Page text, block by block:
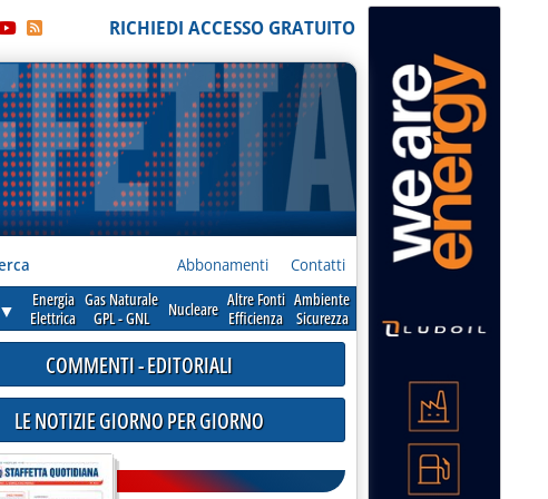
RICHIEDI ACCESSO GRATUITO
Abbonamenti Contatti
▼
Energia
Elettrica
Gas Naturale
GPL - GNL
Nucleare Altre Fonti
Efficienza
Ambiente
Sicurezza
COMMENTI - EDITORIALI
LE NOTIZIE GIORNO PER GIORNO